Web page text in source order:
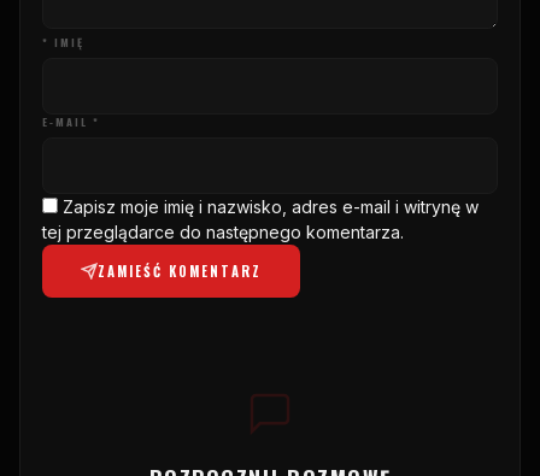
* IMIĘ
E-MAIL *
Zapisz moje imię i nazwisko, adres e-mail i witrynę w
tej przeglądarce do następnego komentarza.
ZAMIEŚĆ KOMENTARZ